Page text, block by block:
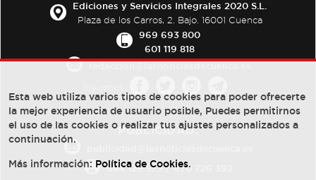
Ediciones y Servicios Integrales 2020 S.L.
Plaza de los Carros, 2. Bajo. 16001 Cuenca
969 693 800
601 119 818
PUBLICIDAD:
684 126 573/670 726 392
Esta web utiliza varios tipos de cookies para poder ofrecerte
la mejor experiencia de usuario posible, Puedes permitirnos
el uso de las cookies o realizar tus ajustes personalizados a
continuación.
Más información: Política de Cookies.